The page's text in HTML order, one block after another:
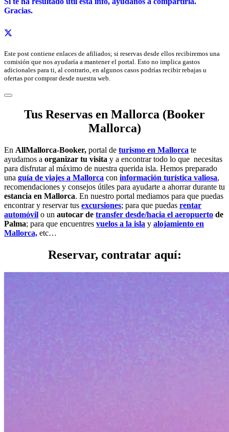
Gracias.
Este post contiene enlaces de afiliados; si reservas desde ellos recibiremos una
comisión que nos ayudaría a mantener el portal. Esto no implica gastos
adicionales para ti, al contrario, en algunos casos podrías recibir rebajas u
ofertas por comprar desde nuestra web.
Tus Reservas en Mallorca (Booker
Mallorca)
En AllMallorca-Booker, portal de turismo en Mallorca te
ayudamos a organizar tu visita y a encontrar todo lo que necesitas
para disfrutar al máximo de nuestra querida isla. Hemos preparado
una guía de viajes a Mallorca con información turística valiosa,
recomendaciones y consejos útiles para ayudarte a ahorrar durante tu
estancia en Mallorca. En nuestro portal mediamos para que puedas
encontrar y reservar tus excursiones; para que puedas rentar
automóvil o un autocar de transfer desde/hacia el aeropuerto de
Palma; para que encuentres vuelos a la isla y alojamiento en
Mallorca, etc…
Reservar, contratar aquí: